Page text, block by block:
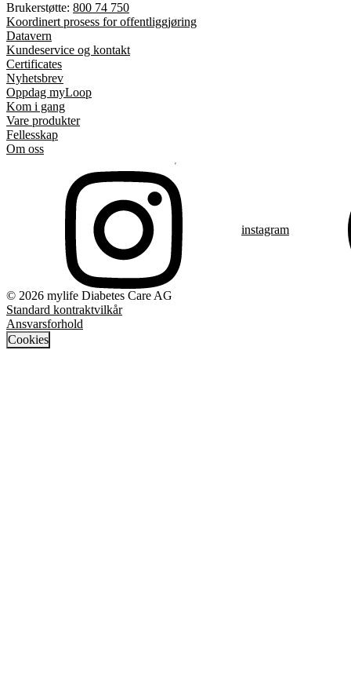
Brukerstøtte: 800 74 750
Koordinert prosess for offentliggjøring
Datavern
Kundeservice og kontakt
Certificates
Nyhetsbrev
Oppdag myLoop
Kom i gang
Vare produkter
Fellesskap
Om oss
instagram
© 2026 mylife Diabetes Care AG
Standard kontraktvilkår
Ansvarsforhold
Cookies